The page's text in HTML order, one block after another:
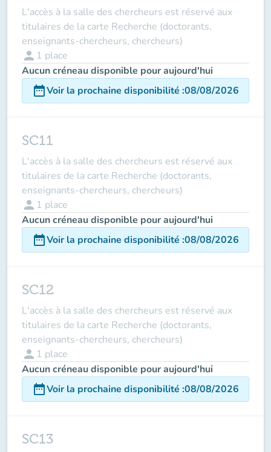
L'accès à la salle des chercheurs est réservé aux
titulaires de la carte Recherche (doctorants,
enseignants-chercheurs, chercheurs)
person 1 place
Aucun créneau disponible pour aujourd'hui
date_rangeVoir la prochaine disponibilité :08/08/2026
SC11
L'accès à la salle des chercheurs est réservé aux
titulaires de la carte Recherche (doctorants,
enseignants-chercheurs, chercheurs)
person 1 place
Aucun créneau disponible pour aujourd'hui
date_rangeVoir la prochaine disponibilité :08/08/2026
SC12
L'accès à la salle des chercheurs est réservé aux
titulaires de la carte Recherche (doctorants,
enseignants-chercheurs, chercheurs)
person 1 place
Aucun créneau disponible pour aujourd'hui
date_rangeVoir la prochaine disponibilité :08/08/2026
SC13